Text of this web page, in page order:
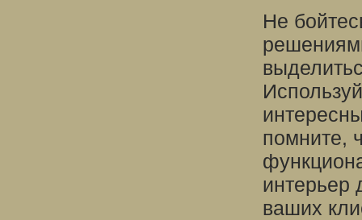
Не
помните,
интерьер
ваших